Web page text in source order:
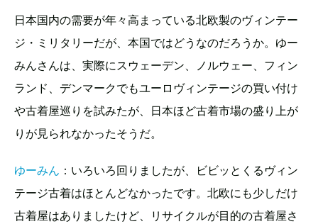
日本国内の需要が年々高まっている北欧製のヴィンテー
ジ・ミリタリーだが、本国ではどうなのだろうか。ゆー
みんさんは、実際にスウェーデン、ノルウェー、フィン
ランド、デンマークでもユーロヴィンテージの買い付け
や古着屋巡りを試みたが、日本ほど古着市場の盛り上が
りが見られなかったそうだ。
ゆーみん ：いろいろ回りましたが、ビビッとくるヴィン
テージ古着はほとんどなかったです。北欧にも少しだけ
古着屋はありましたけど、リサイクルが目的の古着屋さ